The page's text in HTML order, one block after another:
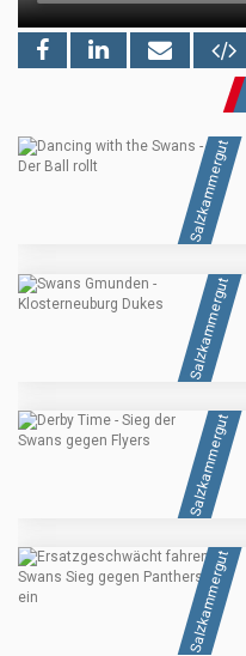
Salzkammergut
Salzkammergut
Salzkammergut
Salzkammergut